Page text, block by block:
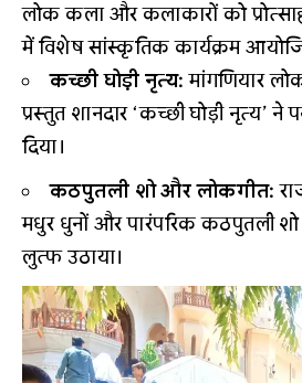
लोक कला और कलाकारों को
में विशेष सांस्कृतिक कार्यक्रम
कच्छी घोड़ी नृत्य: मांगणियार
प्रस्तुत शानदार ‘कच्छी घोड़ी नृत्य’ ने
दिया।
कठपुतली शो और लोकगीत:
मधुर धुनों और पारंपरिक कठपुतली
लुत्फ उठाया।